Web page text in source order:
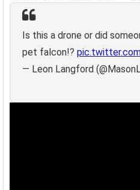
Is this a drone or did
pet falcon!?
— Leon Langford